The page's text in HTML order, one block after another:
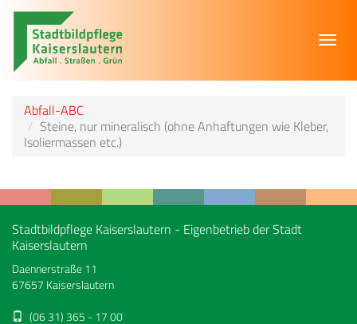
Abfall-ABC
Steine, nur mineralisch (ohne Anhaftungen wie Kleber,
Isoliermassen etc.)
Stadtbildpflege Kaiserslautern - Eigenbetrieb der Stadt
Kaiserslautern
Daennerstraße 11
67657 Kaiserslautern
(06 31) 365 - 17 00